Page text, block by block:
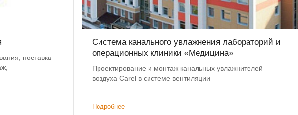
поставка
Система канального увлажнения лабораторий и
операционных клиники «Медицина»
Проектирование и монтаж канальных увлажнителей
воздуха Carel в системе вентиляции
Подробнее